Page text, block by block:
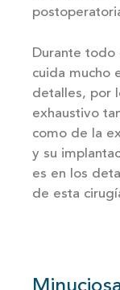
Durante todo
cuida mucho
detalles, por
exhaustivo
como de la
y su
es en los
de esta